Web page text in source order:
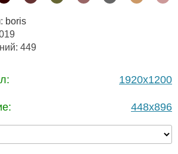
boris
449
1920x1200
448x896